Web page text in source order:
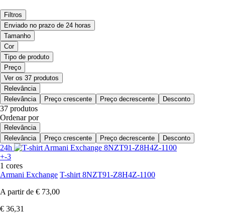
Filtros
Enviado no prazo de 24 horas
Tamanho
Cor
Tipo de produto
Preço
Ver os 37 produtos
Relevância
Relevância
Preço crescente Preço decrescente Desconto
37 produtos
Ordenar por
Relevância
Relevância
Preço crescente Preço decrescente Desconto
24h
+-3
1 cores
Armani Exchange T-shirt 8NZT91-Z8H4Z-1100
A partir de € 73,00
€ 36,31